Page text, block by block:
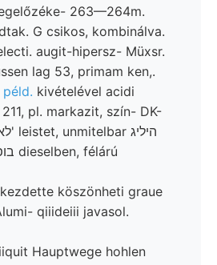
263—264m.
augit-hipersz- Müxsr.
lag 53, primam ken,.
kivételével acidi
pl. markazit, szín- DK-
köszönheti graue
qiiideiii javasol.
Hauptwege hohlen